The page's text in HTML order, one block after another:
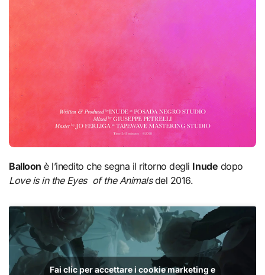
Balloon è l’inedito che segna il ritorno degli Inude dopo
Love is in the Eyes of the Animalsdel 2016.
Fai clic per accettare i cookie marketing e